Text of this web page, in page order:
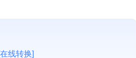
线转换]